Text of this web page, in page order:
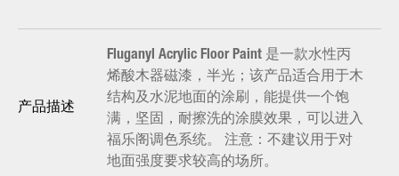
产品描述
Fluganyl Acrylic Floor Paint 是一款水性丙
烯酸木器磁漆，半光；该产品适合用于木
结构及水泥地面的涂刷，能提供一个饱
满，坚固，耐擦洗的涂膜效果，可以进入
福乐阁调色系统。 注意：不建议用于对
地面强度要求较高的场所。